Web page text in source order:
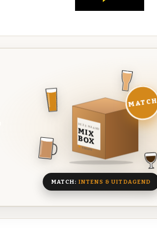
DEZE MAAND
MIX
BOX
8 BIEREN
MATCH
MATCH: INTENS & UITDAGEND